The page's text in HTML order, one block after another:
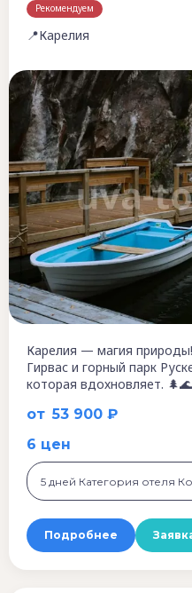
от 53 900 ₽
Рекомендуем
📍Карелия
Карелия — магия
Гирвас и горный парк
которая вдохновляет.
6 цен
Подробнее